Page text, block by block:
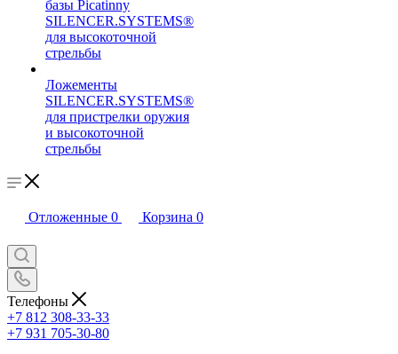
базы Picatinny
SILENCER.SYSTEMS®
для высокоточной
стрельбы
Ложементы
SILENCER.SYSTEMS®
для пристрелки оружия
и высокоточной
стрельбы
Отложенные 0 Корзина 0
Телефоны
+7 812 308-33-33
+7 931 705-30-80